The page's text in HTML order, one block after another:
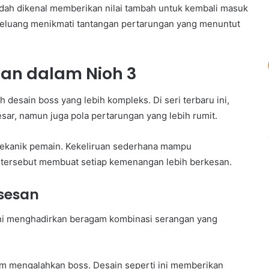
dikenal memberikan nilai tambah untuk kembali masuk
menikmati tantangan pertarungan yang menuntut
dalam Nioh 3
desain boss yang lebih kompleks. Di seri terbaru ini,
namun juga pola pertarungan yang lebih rumit.
pemain. Kekeliruan sederhana mampu
membuat setiap kemenangan lebih berkesan.
beragam kombinasi serangan yang
mengalahkan boss. Desain seperti ini memberikan